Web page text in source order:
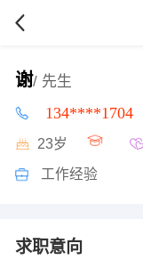
谢/ 先生
134****1704
23岁
工作经验
求职意向